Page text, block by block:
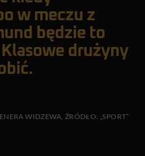
w meczu z
będzie to
drużyny
WIDZEWA, ŹRÓDŁO: „SPORT”